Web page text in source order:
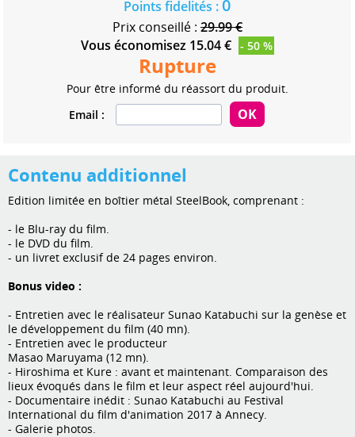
Points fidelités :0
Prix conseillé : 29.99 €
Vous économisez 15.04 € - 50 %
Rupture
Pour être informé du réassort du produit.
Email :
Contenu additionnel
Edition limitée en boîtier métal SteelBook, comprenant :
- le Blu-ray du film.
- le DVD du film.
- un livret exclusif de 24 pages environ.
Bonus video :
- Entretien avec le réalisateur Sunao Katabuchi sur la genèse et
le développement du film (40 mn).
- Entretien avec le producteur
Masao Maruyama (12 mn).
- Hiroshima et Kure : avant et maintenant. Comparaison des
lieux évoqués dans le film et leur aspect réel aujourd'hui.
- Documentaire inédit : Sunao Katabuchi au Festival
International du film d'animation 2017 à Annecy.
- Galerie photos.